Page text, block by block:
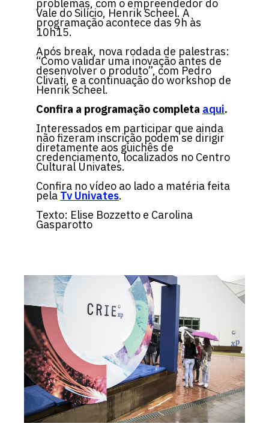
problemas, com o empreendedor do
Vale do Silício, Henrik Scheel. A
programação acontece das 9h às
10h15.
Após break, nova rodada de palestras:
“Como validar uma inovação antes de
desenvolver o produto”, com Pedro
Clivati, e a continuação do workshop de
Henrik Scheel.
Confira a programação completa aqui.
Interessados em participar que ainda
não fizeram inscrição podem se dirigir
diretamente aos guichês de
credenciamento, localizados no Centro
Cultural Univates.
Confira no vídeo ao lado a matéria feita
pela Tv Univates.
Texto: Elise Bozzetto e Carolina
Gasparotto